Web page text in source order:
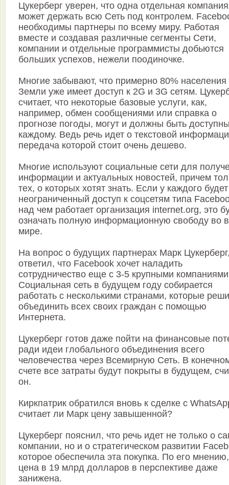
Цукерберг уверен, что одна отдельная
может держать всю Сеть под контролем.
необходимы партнеры по всему миру. Работая
вместе и создавая различные сегменты Сети,
компании и отдельные программисты добьются
больших успехов, нежели поодиночке.
Многие забывают, что примерно 80% населения
Земли уже имеет доступ к 2G и 3G сетям.
считает, что некоторые базовые услуги, как,
например, обмен сообщениями или справка о
прогнозе погоды, могут и должны быть
каждому. Ведь речь идет о текстовой
передача которой стоит очень дешево.
Многие используют социальные сети для
информации и актуальных новостей, причем
тех, о которых хотят знать. Если у каждого будет
неограниченный доступ к соцсетям типа
над чем работает организация internet.org, это
означать полную информационную свободу во
мире.
На вопрос о будущих партнерах Марк
ответил, что Facebook хочет наладить
сотрудничество еще с 3-5 крупными
Социальная сеть в будущем году собирается
работать с несколькими странами, которые
объединить всех своих граждан с помощью
Интернета.
Цукерберг готов даже пойти на финансовые
ради идеи глобального объединения всего
человечества через Всемирную Сеть. В
счете все затраты будут покрыты в будущем,
он.
Киркпатрик обратился вновь к сделке с
считает ли Марк цену завышенной?
Цукерберг пояснил, что речь идет не только о
компании, но и о стратегическом развитии
которое обеспечила эта покупка. По его мнению,
цена в 19 млрд долларов в перспективе даже
занижена.